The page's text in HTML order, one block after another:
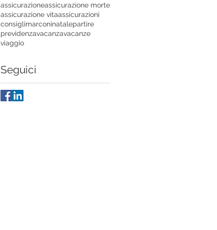
assicurazioneassicurazione morte
assicurazione vitaassicurazioni
consiglimarconinatalepartire
previdenzavacanzavacanze
viaggio
Seguici